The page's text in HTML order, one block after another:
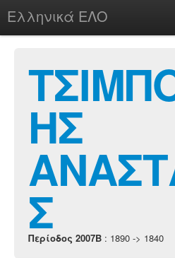
Ελληνικά ΕΛΟ
chesstu.be @ discord
LoginΗΣ
Σ
Περίοδος 2007B : 1890 -> 1840